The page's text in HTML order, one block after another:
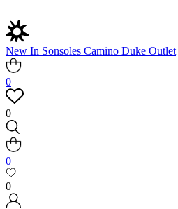
New In Sonsoles Camino Duke Outlet
0
0
0
0